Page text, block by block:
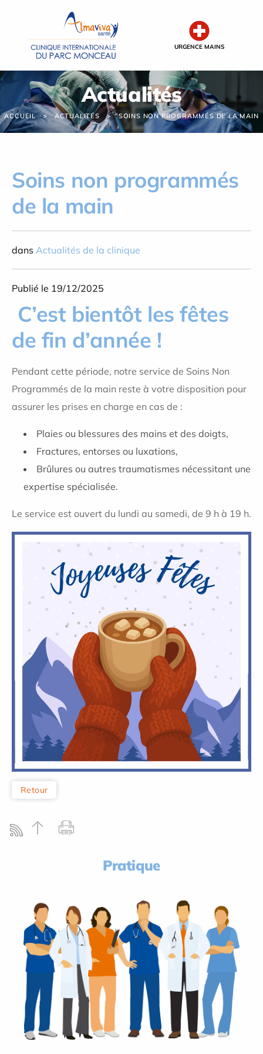
URGENCE MAINS
Actualités
ACCUEIL ACTUALITÉS SOINS NON PROGRAMMÉS DE LA MAIN
Soins non programmés
de la main
dans Actualités de la clinique
Publié le 19/12/2025
C’est bientôt les fêtes
de fin d’année !
Pendant cette période, notre service de Soins Non
Programmés de la main reste à votre disposition pour
assurer les prises en charge en cas de :
Plaies ou blessures des mains et des doigts,
Fractures, entorses ou luxations,
Brûlures ou autres traumatismes nécessitant une
expertise spécialisée.
Le service est ouvert du lundi au samedi, de 9 h à 19 h.
Retour
Pratique